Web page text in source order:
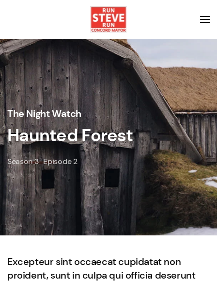
The Night Watch
Haunted Forest
Season 3 Episode 2
Excepteur sint occaecat cupidatat non
proident, sunt in culpa qui officia deserunt